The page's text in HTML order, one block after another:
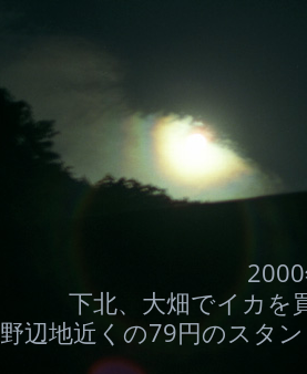
下北、大畑でイカを
野辺地近くの79円のスタ